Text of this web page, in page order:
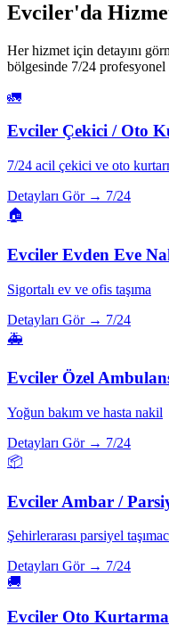
Evciler'da
Her hizmet için detayını
bölgesinde 7/24 profesyonel
🚛
Evciler Çekici / Oto
7/24 acil çekici ve oto
Detayları Gör → 7/24
🏠
Evciler Evden Eve
Sigortalı ev ve ofis taşıma
Detayları Gör → 7/24
🚑
Evciler Özel
Yoğun bakım ve hasta nakil
Detayları Gör → 7/24
📦
Evciler Ambar /
Şehirlerarası parsiyel
Detayları Gör → 7/24
🚚
Evciler Oto Kurtarma